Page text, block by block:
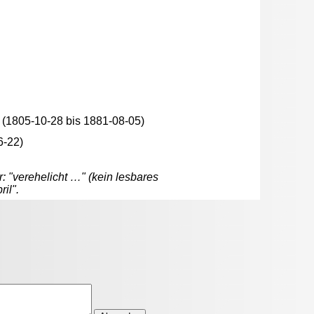
(1805-10-28 bis 1881-08-05)
22)
"verehelicht …" (kein lesbares